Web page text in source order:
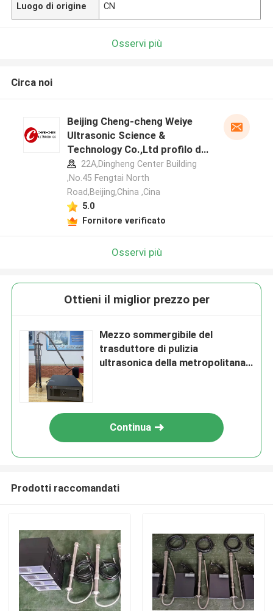
Luogo di origine CN
Osservi più
Circa noi
Beijing Cheng-cheng Weiye
Ultrasonic Science &
Technology Co.,Ltd profilo del
produttore
22A,Dingheng Center Building
,No.45 Fengtai North
Road,Beijing,China ,Cina
5.0
Fornitore verificato
Osservi più
Ottieni il miglior prezzo per
Mezzo sommergibile del
trasduttore di pulizia
ultrasonica della metropolitana
Continua
Prodotti raccomandati